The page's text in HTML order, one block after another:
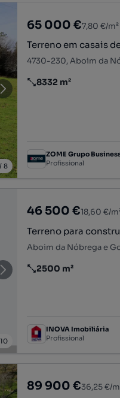
8
65 000 €7,80 €/m²
Terreno em casais
4730-230, Aboim da
Preço por metro
8332 m²
ZOME Grupo
Profissional
10
46 500 €18,60 €/
Terreno para
Aboim da Nóbrega e
Preço por metro
2500 m²
INOVA Imobiliária
Profissional
89 900 €36,25 €/